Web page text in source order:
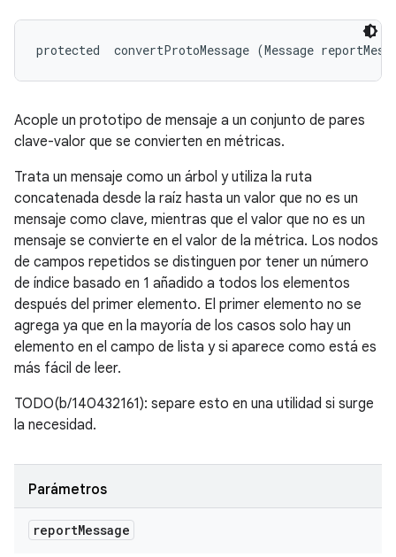
protected convertProtoMessage (Message
Acople un prototipo de mensaje a un conjunto de pares
clave-valor que se convierten en métricas.
Trata un mensaje como un árbol y utiliza la ruta
concatenada desde la raíz hasta un valor que no es un
mensaje como clave, mientras que el valor que no es un
mensaje se convierte en el valor de la métrica. Los nodos
de campos repetidos se distinguen por tener un número
de índice basado en 1 añadido a todos los elementos
después del primer elemento. El primer elemento no se
agrega ya que en la mayoría de los casos solo hay un
elemento en el campo de lista y si aparece como está es
más fácil de leer.
TODO(b/140432161): separe esto en una utilidad si surge
la necesidad.
Parámetros
reportMessage